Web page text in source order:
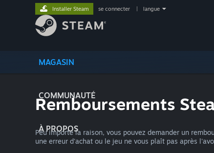
MAGASIN
COMMUNAUTÉ
À PROPOS
Installer Steam se connecter langue
Remboursements
Peu importe la raison, vous pouvez demander un
une erreur d'achat ou le jeu ne vous plaît pas après